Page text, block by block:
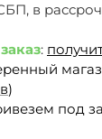
в
:
)
под